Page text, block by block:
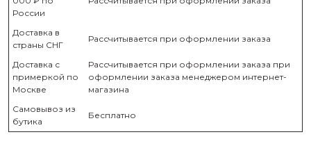
России
Доставка в
страны СНГ
Рассчитывается при оформлении заказа
Доставка с
примеркой по
Москве
Рассчитывается при оформлении заказа при
оформлении заказа менеджером интернет-
магазина
Самовывоз из
бутика
Бесплатно